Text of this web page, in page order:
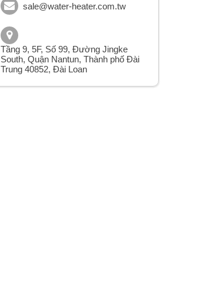
sale@water-heater.com.tw
Tầng 9, 5F, Số 99, Đường Jingke
South, Quận Nantun, Thành phố Đài
Trung 40852, Đài Loan